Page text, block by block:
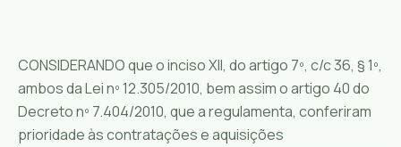
CONSIDERANDO que o inciso XII, do artigo 7º, c/c 36, § 1º,
ambos da Lei nº 12.305/2010, bem assim o artigo 40 do
Decreto nº 7.404/2010, que a regulamenta, conferiram
prioridade às contratações e aquisições